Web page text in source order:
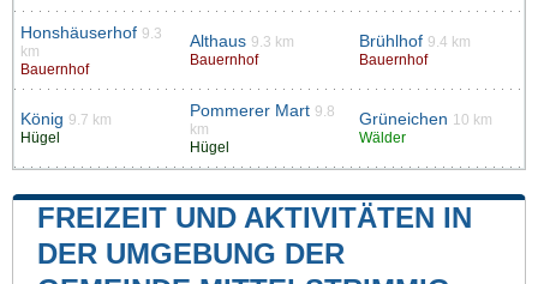
Honshäuserhof 9.3
km
Bauernhof
Althaus 9.3 km
Bauernhof
Brühlhof 9.4 km
Bauernhof
König 9.7 km
Hügel
Pommerer Mart 9.8
km
Hügel
Grüneichen 10 km
Wälder
FREIZEIT UND AKTIVITÄTEN IN
DER UMGEBUNG DER